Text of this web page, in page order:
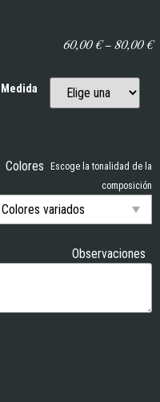
60,00€–80,00€
Medida
Colores
Escoge la tonalidad de la
composición
Observaciones